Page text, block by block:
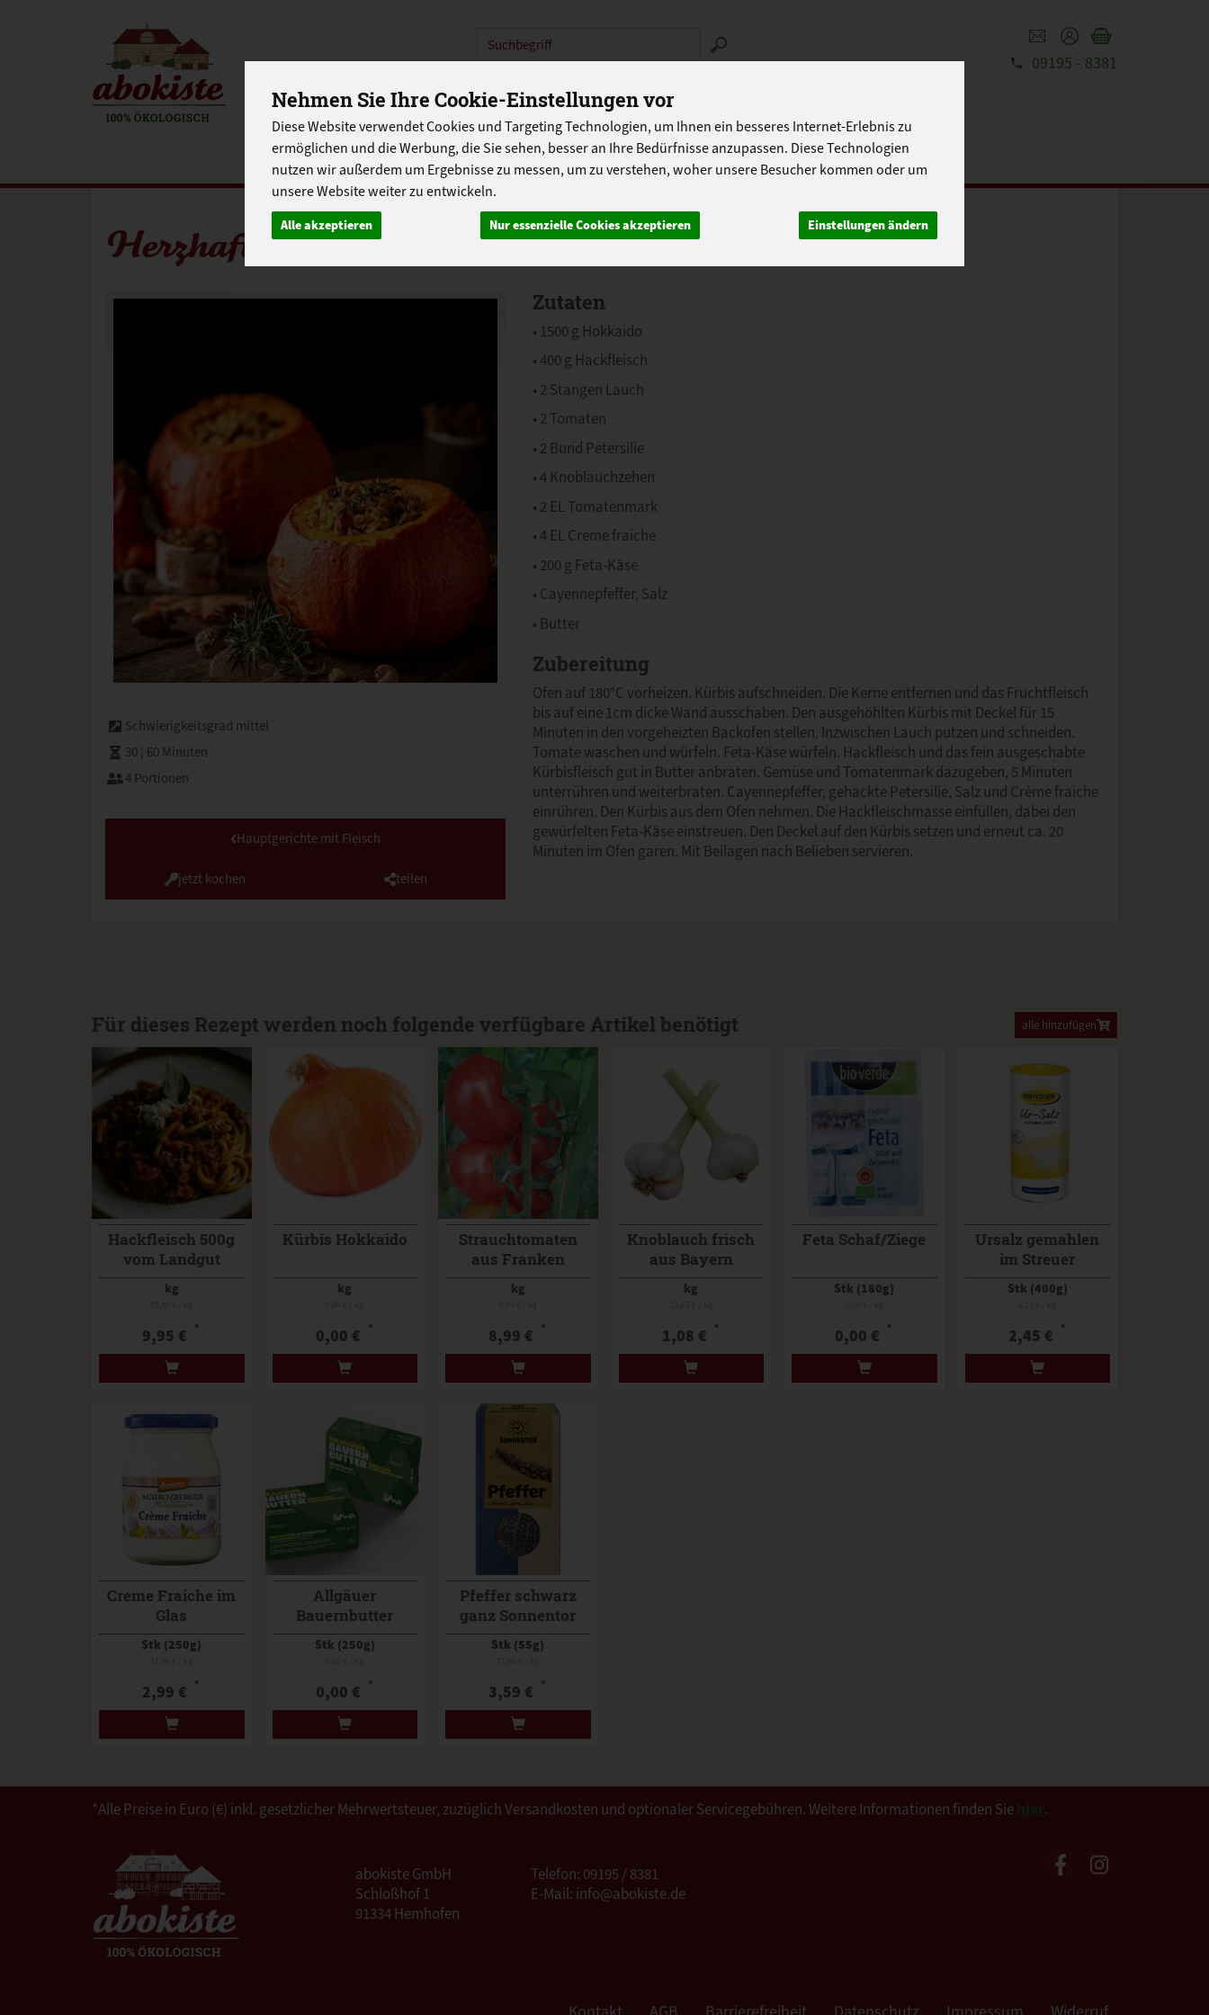
Nehmen Sie Ihre Cookie-Einstellungen vor
Diese Website verwendet Cookies und Targeting Technologien, um Ihnen ein besseres Internet-Erlebnis zu
ermöglichen und die Werbung, die Sie sehen, besser an Ihre Bedürfnisse anzupassen. Diese Technologien
nutzen wir außerdem um Ergebnisse zu messen, um zu verstehen, woher unsere Besucher kommen oder um
unsere Website weiter zu entwickeln.
Alle akzeptieren Nur essenzielle Cookies akzeptieren Einstellungen ändern
Produkt
09195 - 8381
EINKAUFEN ABOKISTEN SO GEHT'S ÜBER UNS
EU-SCHULPROGRAMM
Herzhaft gefüllter Hokkaido
Schwierigkeitsgrad mittel
30 | 60 Minuten
4 Portionen
Hauptgerichte mit Fleisch
jetzt kochen teilen
Zutaten
• 1500 g Hokkaido
• 400 g Hackfleisch
• 2 Stangen Lauch
• 2 Tomaten
• 2 Bund Petersilie
• 4 Knoblauchzehen
• 2 EL Tomatenmark
• 4 EL Creme fraiche
• 200 g Feta-Käse
• Cayennepfeffer, Salz
• Butter
Zubereitung
Ofen auf 180°C vorheizen. Kürbis aufschneiden. Die Kerne entfernen und das Fruchtfleisch
bis auf eine 1cm dicke Wand ausschaben. Den ausgehöhlten Kürbis mit Deckel für 15
Minuten in den vorgeheizten Backofen stellen. Inzwischen Lauch putzen und schneiden.
Tomate waschen und würfeln. Feta-Käse würfeln. Hackfleisch und das fein ausgeschabte
Kürbisfleisch gut in Butter anbraten. Gemüse und Tomatenmark dazugeben, 5 Minuten
unterrühren und weiterbraten. Cayennepfeffer, gehackte Petersilie, Salz und Crème fraiche
einrühren. Den Kürbis aus dem Ofen nehmen. Die Hackfleischmasse einfüllen, dabei den
gewürfelten Feta-Käse einstreuen. Den Deckel auf den Kürbis setzen und erneut ca. 20
Minuten im Ofen garen. Mit Beilagen nach Belieben servieren.
Für dieses Rezept werden noch folgende verfügbare Artikel benötigt alle hinzufügen
Hackfleisch 500g
vom Landgut
Schwein
kg
9,95 € *
Kürbis Hokkaido
kg
0,00 € *
Strauchtomaten
aus Franken
kg
8,99 € *
Knoblauch frisch
aus Bayern
kg
1,08 € *
Feta Schaf/Ziege
Stk (180g)
0,00 € *
Ursalz gemahlen
im Streuer
Stk (400g)
2,45 € *
Creme Fraiche im
Glas
Stk (250g)
2,99 € *
Allgäuer
Bauernbutter
Sauerrahm
Stk (250g)
0,00 € *
Pfeffer schwarz
ganz Sonnentor
Stk (55g)
3,59 € *
*Alle Preise in Euro (€) inkl. gesetzlicher Mehrwertsteuer, zuzüglich Versandkosten und optionaler Servicegebühren. Weitere Informationen finden Sie .
abokiste GmbH
Schloßhof 1
91334 Hemhofen
Telefon: 09195 / 8381
E-Mail: info@abokiste.de